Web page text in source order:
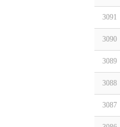
3091
3090
3089
3088
3087